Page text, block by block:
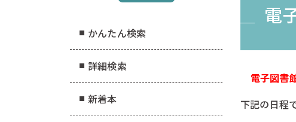
電
電子図書
下記の日程
かんたん検索
詳細検索
新着本